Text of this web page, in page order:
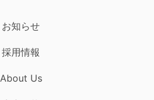
お知らせ
採用情報
About Us